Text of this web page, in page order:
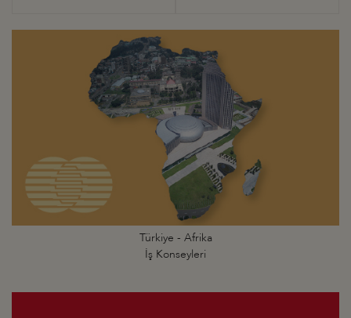
Türkiye - Afrika
İş Konseyleri